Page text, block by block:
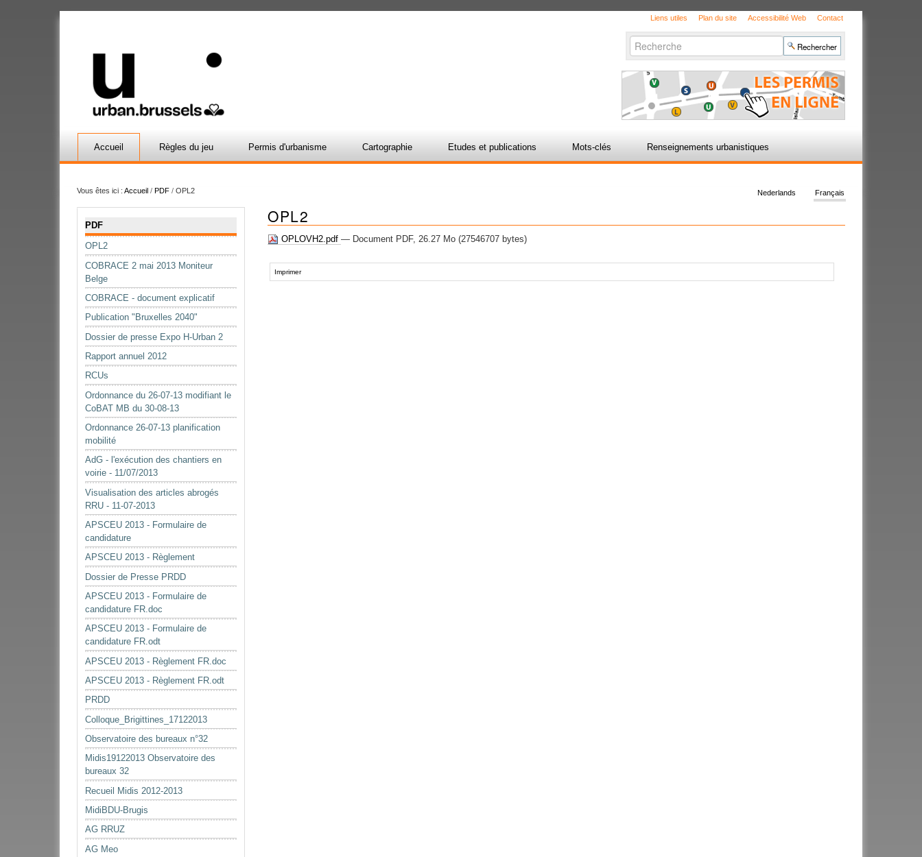
Liens utiles Plan du site Accessibilité Web Contact
Chercher par
avancée…
Accueil Règles du jeu Permis d'urbanisme Cartographie Etudes et publications Mots-clés Renseignements urbanistiques
Vous êtes ici : Accueil / PDF / OPL2 Français
Nederlands
PDF
OPL2
COBRACE 2 mai 2013 Moniteur
Belge
COBRACE - document explicatif
Publication "Bruxelles 2040"
Dossier de presse Expo H-Urban 2
Rapport annuel 2012
RCUs
Ordonnance du 26-07-13 modifiant le
CoBAT MB du 30-08-13
Ordonnance 26-07-13 planification
mobilité
AdG - l'exécution des chantiers en
voirie - 11/07/2013
Visualisation des articles abrogés
RRU - 11-07-2013
APSCEU 2013 - Formulaire de
candidature
APSCEU 2013 - Règlement
Dossier de Presse PRDD
APSCEU 2013 - Formulaire de
candidature FR.doc
APSCEU 2013 - Formulaire de
candidature FR.odt
APSCEU 2013 - Règlement FR.doc
APSCEU 2013 - Règlement FR.odt
PRDD
Colloque_Brigittines_17122013
Observatoire des bureaux n°32
Midis19122013 Observatoire des
bureaux 32
Recueil Midis 2012-2013
MidiBDU-Brugis
AG RRUZ
AG Meo
OPL2
OPLOVH2.pdf— Document PDF, 26.27 Mo (27546707 bytes)
surImprimer